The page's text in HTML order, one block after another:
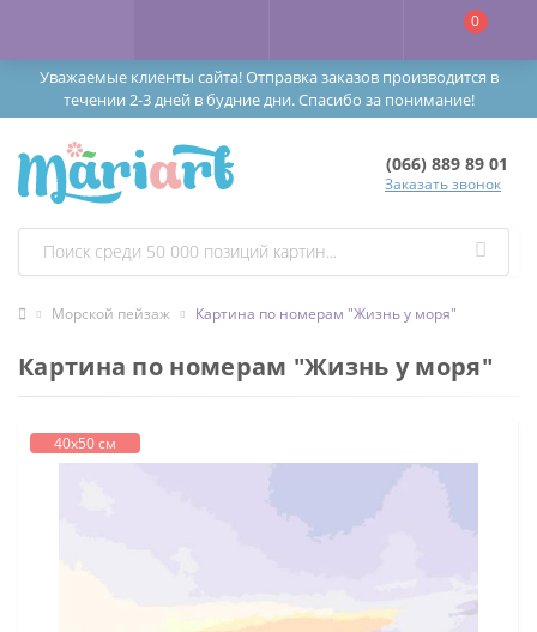
Уважаемые клиенты сайта! Отправка заказов производится в
течении 2-3 дней в будние дни. Спасибо за понимание!
0
(066) 889 89 01
Заказать звонок
Морской пейзаж Картина по номерам "Жизнь у моря"
Картина по номерам "Жизнь у моря"
40х50 см